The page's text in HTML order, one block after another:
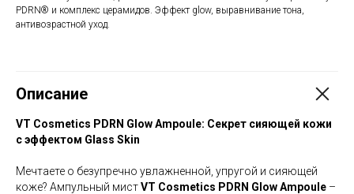
PDRN® и комплекс церамидов. Эффект glow, выравнивание тона,
антивозрастной уход.
Описание
VT Cosmetics PDRN Glow Ampoule: Секрет сияющей кожи
с эффектом Glass Skin
Мечтаете о безупречно увлажненной, упругой и сияющей
коже? Ампульный мистVT Cosmetics PDRN Glow Ampoule –